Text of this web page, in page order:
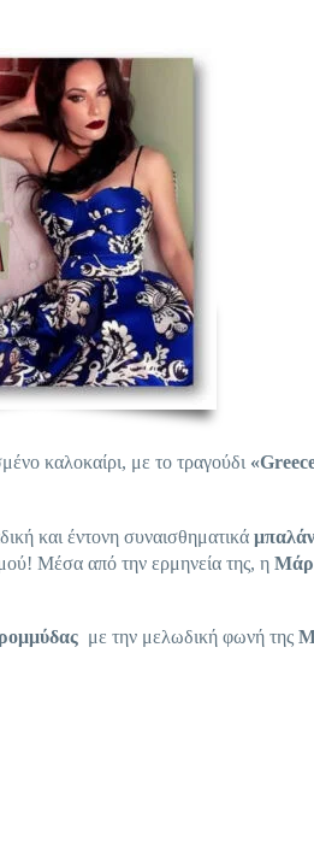
καλοκαίρι, με το τραγούδι «
και έντονη συναισθηματικά
Μέσα από την ερμηνεία της, η
με την μελωδική φωνή της